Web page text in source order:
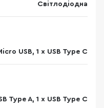
Світлодіодна
USB, 1 x USB Type C
Type A, 1 x USB Type C